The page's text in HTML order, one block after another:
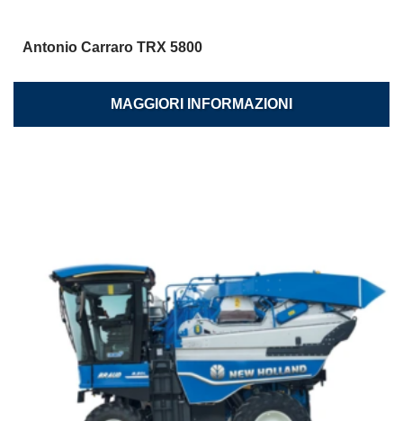
Antonio Carraro TRX 5800
MAGGIORI INFORMAZIONI